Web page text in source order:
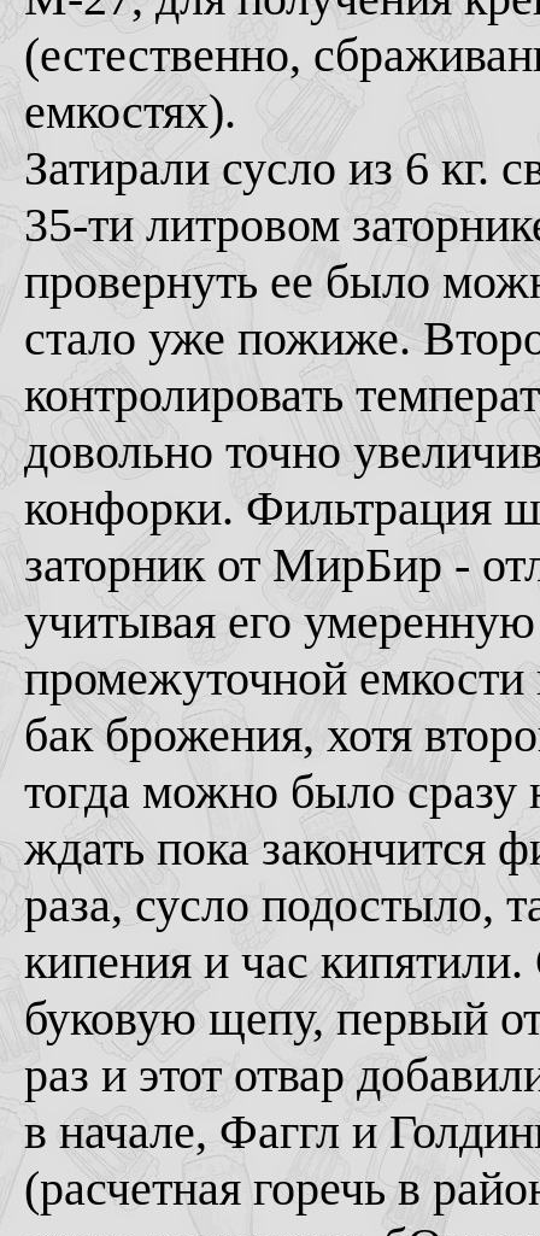
(естественно,
емкостях).
Затирали сусло из 6 кг.
35-ти литровом
провернуть ее было
стало уже пожиже.
контролировать
довольно точно
конфорки. Фильтрация
заторник от МирБир -
учитывая его
промежуточной емкости
бак брожения, хотя
тогда можно было сразу
ждать пока закончится
раза, сусло подостыло,
кипения и час
буковую щепу, первый
раз и этот отвар
в начале, Фаггл и
(расчетная горечь в